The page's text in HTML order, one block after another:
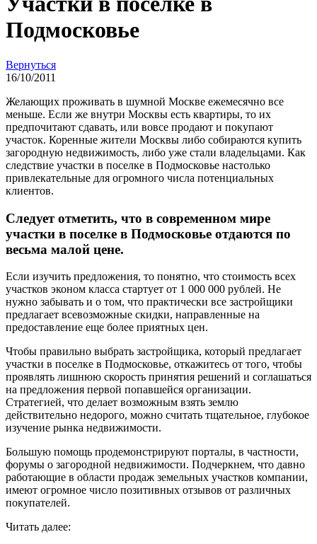
Подмосковье
Вернуться
16/10/2011
Желающих проживать в шумной Москве ежемесячно все
меньше. Если же внутри Москвы есть квартиры, то их
предпочитают сдавать, или вовсе продают и покупают
участок. Коренные жители Москвы либо собираются купить
загородную недвижимость, либо уже стали владельцами. Как
следствие участки в поселке в Подмосковье настолько
привлекательные для огромного числа потенциальных
клиентов.
Следует отметить, что в современном мире
участки в поселке в Подмосковье отдаются по
весьма малой цене.
Если изучить предложения, то понятно, что стоимость всех
участков эконом класса стартует от 1 000 000 рублей. Не
нужно забывать и о том, что практически все застройщики
предлагает всевозможные скидки, направленные на
предоставление еще более приятных цен.
Чтобы правильно выбрать застройщика, который предлагает
участки в поселке в Подмосковье, откажитесь от того, чтобы
проявлять лишнюю скорость принятия решений и соглашаться
на предложения первой попавшейся организации.
Стратегией, что делает возможным взять землю
действительно недорого, можно считать тщательное, глубокое
изучение рынка недвижимости.
Большую помощь продемонстрируют порталы, в частности,
форумы о загородной недвижимости. Подчеркнем, что давно
работающие в области продаж земельных участков компании,
имеют огромное число позитивных отзывов от различных
покупателей.
Читать далее: